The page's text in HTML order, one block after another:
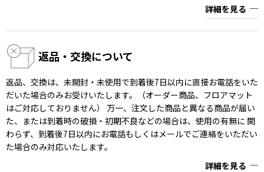
詳細を見る
返品・交換について
返品、交換は、未開封・未使用で到着後7日以内に直接お電話をいた
だいた場合のみお受けいたします。（オーダー商品、フロアマット
はご対応しておりません） 万一、注文した商品と異なる商品が届い
た、または到着時の破損・初期不良などの場合は、使用の有無に 関
わらず、到着後7日以内にお電話もしくはメールでご連絡をいただい
た場合のみ対応いたします。
詳細を見る